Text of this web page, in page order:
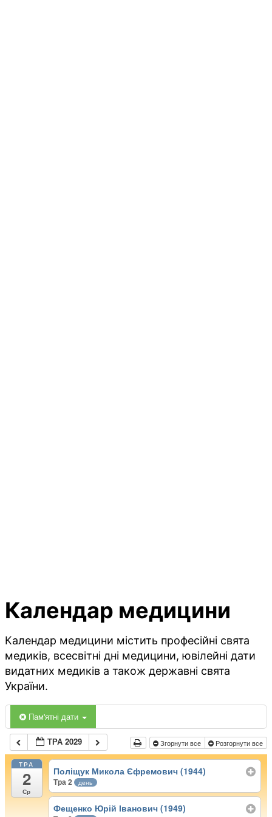
Календар медицини
Календар медицини містить професійні свята
медиків, всесвітні дні медицини, ювілейні дати
видатних медиків а також державні свята
України.
Пам'ятні дати
ТРА 2029 Згорнути все Розгорнути все
ТРА
2
Ср
Поліщук Микола Єфремович (1944)
Тра 2 день
Фещенко Юрій Іванович (1949)